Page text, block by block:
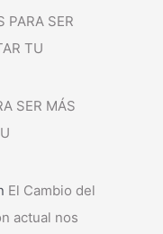
PARA SER
TU
SER MÁS
El Cambio del
actual nos